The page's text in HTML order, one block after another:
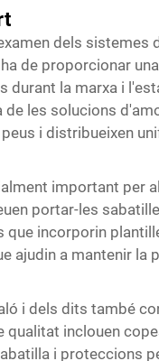
dels sistemes
de proporcionar
durant la marxa i
les solucions
i distribueixen
important per
portar-les
que incorporin
ajudin a mantenir la
i dels dits també
inclouen
i proteccions